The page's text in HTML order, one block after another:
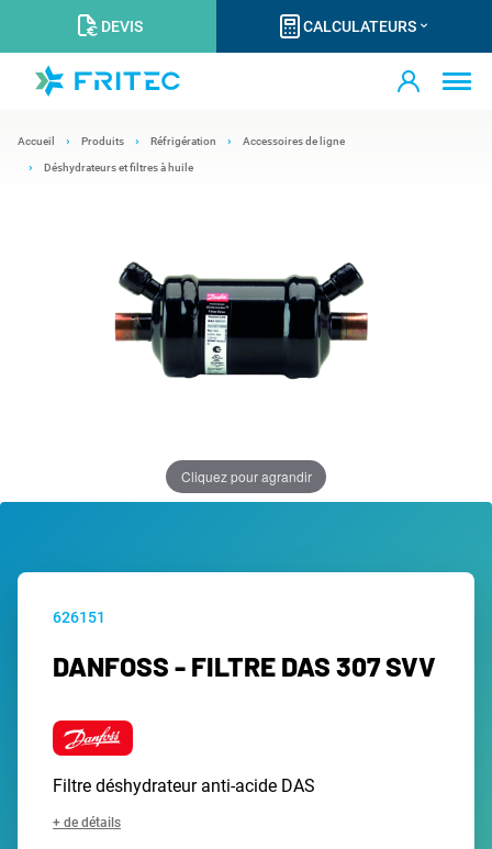
DEVIS CALCULATEURS
Accueil Produits Réfrigération Accessoires de ligne
Déshydrateurs et filtres à huile
Cliquez pour agrandir
626151
DANFOSS - FILTRE DAS 307 SVV
Filtre déshydrateur anti-acide DAS
+ de détails